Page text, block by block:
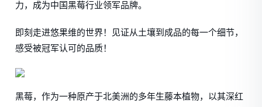
力，成为中国黑莓行业领军品牌。
即刻走进悠果维的世界！见证从土壤到成品的每一个细节，
感受被冠军认可的品质！
黑莓，作为一种原产于北美洲的多年生藤本植物，以其深红